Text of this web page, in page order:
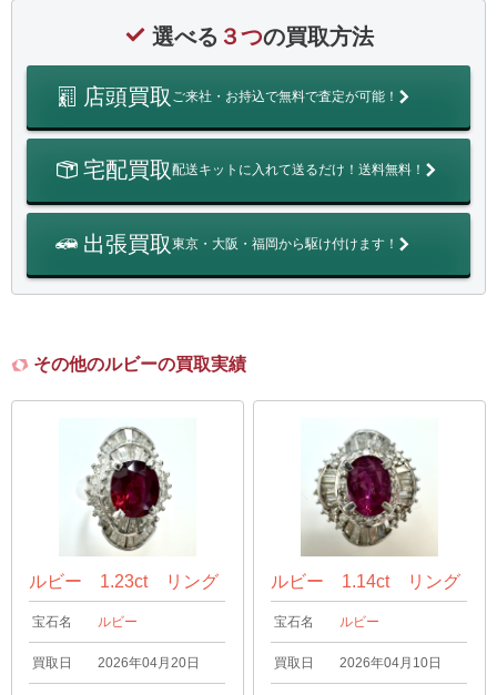
選べる ３つの買取方法
店頭買取 ご来社・お持込で無料で査定が可能！
宅配買取配送キットに入れて送るだけ！送料無料！
出張買取東京・大阪・福岡から駆け付けます！
その他のルビーの買取実績
ルビー 1.23ct リング
宝石名 ルビー
買取日 2026年04月20日
ルビー 1.14ct リング
宝石名 ルビー
買取日 2026年04月10日